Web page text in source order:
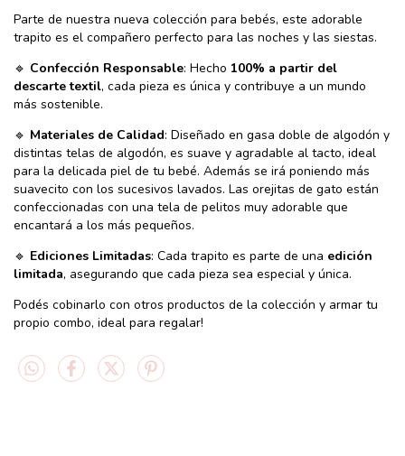
Parte de nuestra nueva colección para bebés, este adorable
trapito es el compañero perfecto para las noches y las siestas.
🔹 Confección Responsable: Hecho 100% a partir del
descarte textil, cada pieza es única y contribuye a un mundo
más sostenible.
🔹 Materiales de Calidad: Diseñado en gasa doble de algodón y
distintas telas de algodón, es suave y agradable al tacto, ideal
para la delicada piel de tu bebé. Además se irá poniendo más
suavecito con los sucesivos lavados. Las orejitas de gato están
confeccionadas con una tela de pelitos muy adorable que
encantará a los más pequeños.
🔹 Ediciones Limitadas: Cada trapito es parte de una edición
limitada, asegurando que cada pieza sea especial y única.
Podés cobinarlo con otros productos de la colección y armar tu
propio combo, ideal para regalar!